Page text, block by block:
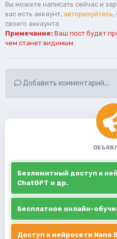
Вы можете написать сейчас и
вас есть аккаунт, авторизуйтесь,
своего аккаунта.
Примечание: Ваш пост будет
чем станет видимым.
Добавить комментарий...
Безлимитный доступ к
ChatGPT и др.
Бесплатное онлайн-
Доступ к нейросети Nano